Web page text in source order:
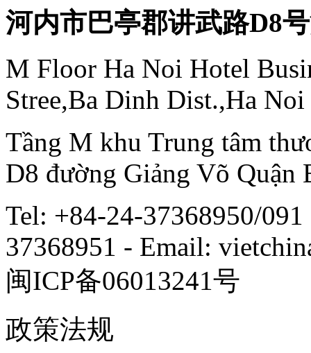
河内市巴亭郡讲武路D8
M Floor Ha Noi Hotel
Stree,Ba Dinh Dist.,Ha Noi
Tầng M khu Trung tâm
D8 đường Giảng Võ Quận
Tel: +84-24-37368950/
37368951 - Email:
闽ICP备06013241号
政策法规